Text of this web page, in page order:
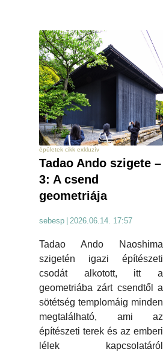
épületek cikk exkluzív
Tadao Ando szigete –
3: A csend
geometriája
sebesp 2026.06.14. 17:57
Tadao Ando Naoshima
szigetén igazi építészeti
csodát alkotott, itt a
geometriába zárt csendtől a
sötétség templomáig minden
megtalálható, ami az
építészeti terek és az emberi
lélek kapcsolatáról